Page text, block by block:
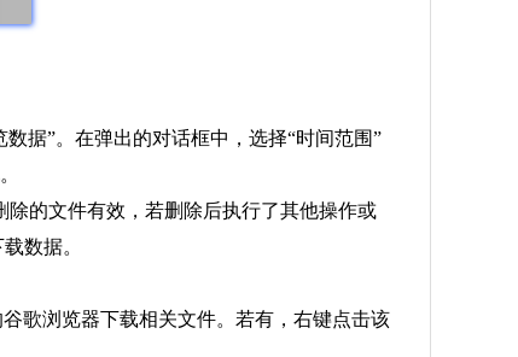
据”。在弹出的对话框中，选择“时间范围”
的文件有效，若删除后执行了其他操作或
数据。
歌浏览器下载相关文件。若有，右键点击该